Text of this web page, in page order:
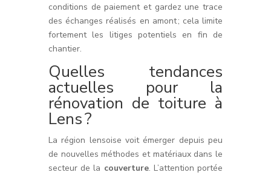
conditions de paiement et gardez une trace
des échanges réalisés en amont ; cela limite
fortement les litiges potentiels en fin de
chantier.
Quelles tendances
actuelles pour la
rénovation de toiture à
Lens ?
La région lensoise voit émerger depuis peu
de nouvelles méthodes et matériaux dans le
secteur de la couverture. L’attention portée